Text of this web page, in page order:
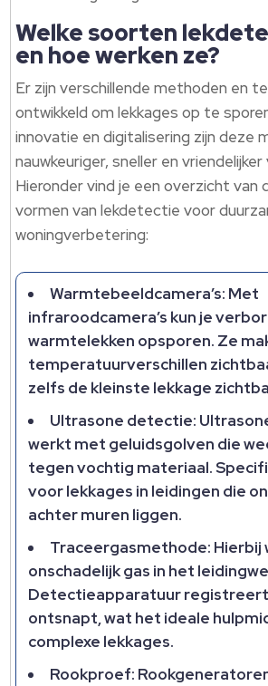
Welke soorten
en hoe werken ze?
Er zijn verschillende methoden en
ontwikkeld om lekkages op te
innovatie en digitalisering zijn deze
nauwkeuriger, sneller en vriendelijker
Hieronder vind je een overzicht van
vormen van lekdetectie voor
woningverbetering:
Warmtebeeldcamera’s: Met
infraroodcamera’s kun je
warmtelekken opsporen. Ze
temperatuurverschillen
zelfs de kleinste lekkage
Ultrasone detectie:
werkt met geluidsgolven die
tegen vochtig materiaal.
voor lekkages in leidingen die
achter muren liggen.
Traceergasmethode: Hierbij
onschadelijk gas in het
Detectieapparatuur registreert
ontsnapt, wat het ideale
complexe lekkages.
Rookproef: